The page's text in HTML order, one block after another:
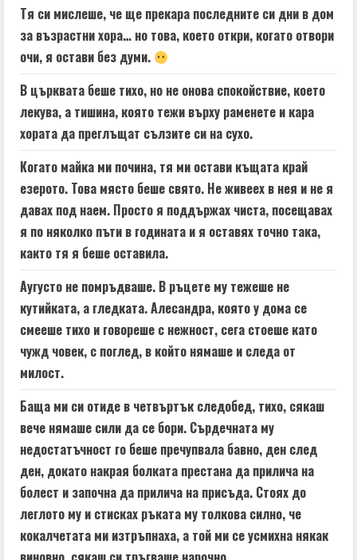
Тя си мислеше, че ще прекара последните си дни в дом
за възрастни хора… но това, което откри, когато отвори
очи, я остави без думи.
В църквата беше тихо, но не онова спокойствие, което
лекува, а тишина, която тежи върху раменете и кара
хората да преглъщат сълзите си на сухо.
Когато майка ми почина, тя ми остави къщата край
езерото. Това място беше свято. Не живеех в нея и не я
давах под наем. Просто я поддържах чиста, посещавах
я по няколко пъти в годината и я оставях точно така,
както тя я беше оставила.
Аугусто не помръдваше. В ръцете му тежеше не
кутийката, а гледката. Алесандра, която у дома се
смееше тихо и говореше с нежност, сега стоеше като
чужд човек, с поглед, в който нямаше и следа от
милост.
Баща ми си отиде в четвъртък следобед, тихо, сякаш
вече нямаше сили да се бори. Сърдечната му
недостатъчност го беше пречупвала бавно, ден след
ден, докато накрая болката престана да прилича на
болест и започна да прилича на присъда. Стоях до
леглото му и стисках ръката му толкова силно, че
кокалчетата ми изтръпнаха, а той ми се усмихна някак